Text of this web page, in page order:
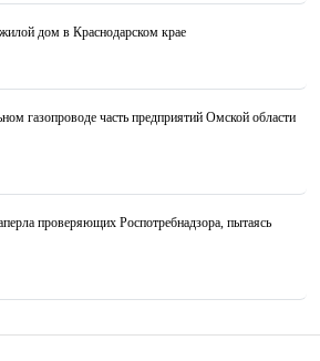
дом в Краснодарском крае
газопроводе часть предприятий Омской области
проверяющих Роспотребнадзора, пытаясь